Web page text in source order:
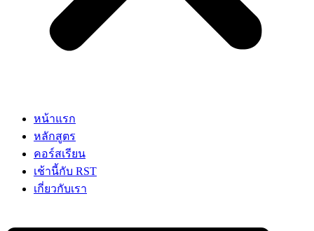
หน้าแรก
หลักสูตร
คอร์สเรียน
เช้านี้กับ RST
เกี่ยวกับเรา